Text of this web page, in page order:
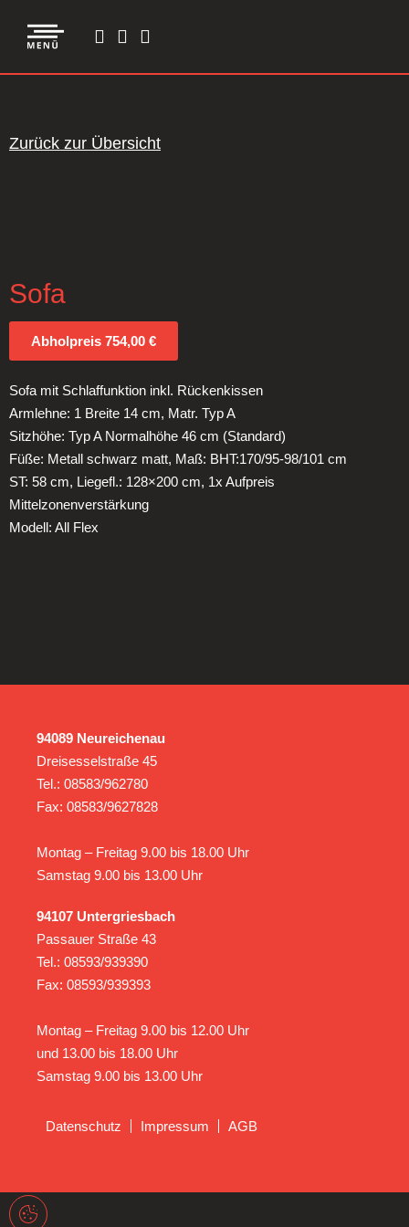
Zurück zur Übersicht
Sofa
Abholpreis 754,00 €
Sofa mit Schlaffunktion inkl. Rückenkissen
Armlehne: 1 Breite 14 cm, Matr. Typ A
Sitzhöhe: Typ A Normalhöhe 46 cm (Standard)
Füße: Metall schwarz matt, Maß: BHT:170/95-98/101 cm
ST: 58 cm, Liegefl.: 128×200 cm, 1x Aufpreis
Mittelzonenverstärkung
Modell: All Flex
94089 Neureichenau
Dreisesselstraße 45
Tel.: 08583/962780
Fax: 08583/9627828
Montag – Freitag 9.00 bis 18.00 Uhr
Samstag 9.00 bis 13.00 Uhr
94107 Untergriesbach
Passauer Straße 43
Tel.: 08593/939390
Fax: 08593/939393
Montag – Freitag 9.00 bis 12.00 Uhr
und 13.00 bis 18.00 Uhr
Samstag 9.00 bis 13.00 Uhr
Datenschutz Impressum AGB